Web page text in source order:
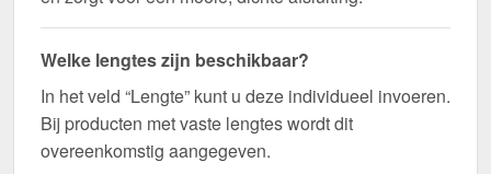
Welke lengtes zijn beschikbaar?
In het veld “Lengte” kunt u deze individueel invoeren.
Bij producten met vaste lengtes wordt dit
overeenkomstig aangegeven.